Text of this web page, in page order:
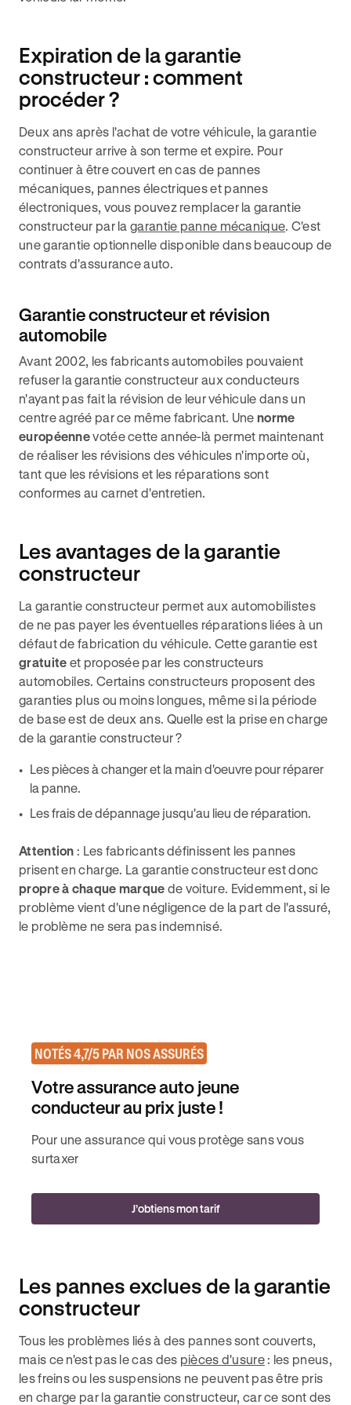
Expiration de la garantie
constructeur : comment
procéder ?
Deux ans après l'achat de votre véhicule, la garantie
constructeur arrive à son terme et expire. Pour
continuer à être couvert en cas de pannes
mécaniques, pannes électriques et pannes
électroniques, vous pouvez remplacer la garantie
constructeur par lagarantie panne mécanique. C'est
une garantie optionnelle disponible dans beaucoup de
contrats d'assurance auto.
Garantie constructeur et révision
automobile
Avant 2002, les fabricants automobiles pouvaient
refuser la garantie constructeur aux conducteurs
n'ayant pas fait la révision de leur véhicule dans un
centre agréé par ce même fabricant. Une norme
européennevotée cette année-là permet maintenant
de réaliser les révisions des véhicules n'importe où,
tant que les révisions et les réparations sont
conformes au carnet d'entretien.
Les avantages de la garantie
constructeur
La garantie constructeur permet aux automobilistes
de ne pas payer les éventuelles réparations liées à un
défaut de fabrication du véhicule. Cette garantie est
gratuite et proposée par les constructeurs
automobiles. Certains constructeurs proposent des
garanties plus ou moins longues, même si la période
de base est de deux ans. Quelle est la prise en charge
de la garantie constructeur ?
Les pièces à changer et la main d'oeuvre pour réparer
la panne.
Les frais de dépannage jusqu'au lieu de réparation.
Attention : Les fabricants définissent les pannes
prisent en charge. La garantie constructeur est donc
propre à chaque marque de voiture. Evidemment, si le
problème vient d'une négligence de la part de l'assuré,
le problème ne sera pas indemnisé.
NOTÉS 4,7/5 PAR NOS ASSURÉS
Votre assurance auto jeune
conducteur au prix juste !
Pour une assurance qui vous protège sans vous
surtaxer
J’obtiens mon tarif
Les pannes exclues de la garantie
constructeur
Tous les problèmes liés à des pannes sont couverts,
mais ce n'est pas le cas des pièces d'usure: les pneus,
les freins ou les suspensions ne peuvent pas être pris
en charge par la garantie constructeur, car ce sont des